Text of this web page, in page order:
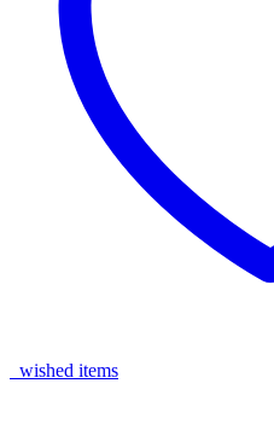
wished items